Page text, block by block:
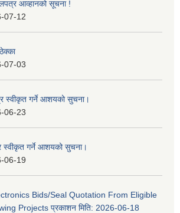
आव्हानको सूचना !
07-12
07-03
स्वीकृत गर्ने आशयको सुचना।
06-23
स्वीकृत गर्ने आशयको सुचना।
06-19
Bids/Seal Quotation From Eligible
Projects प्रकाशन मिति: 2026-06-18